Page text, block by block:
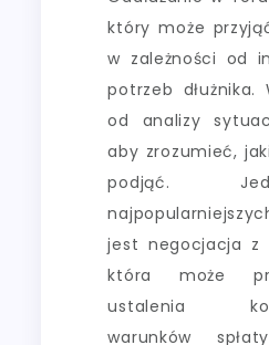
który może
w zależności od
potrzeb dłużnika.
od analizy
aby zrozumieć,
podjąć.
jest negocjacja z
która może
ustalenia
warunków